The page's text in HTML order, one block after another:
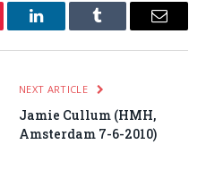
LinkedInTumblr Email
NEXT ARTICLE
Jamie Cullum (HMH,
Amsterdam 7-6-2010)